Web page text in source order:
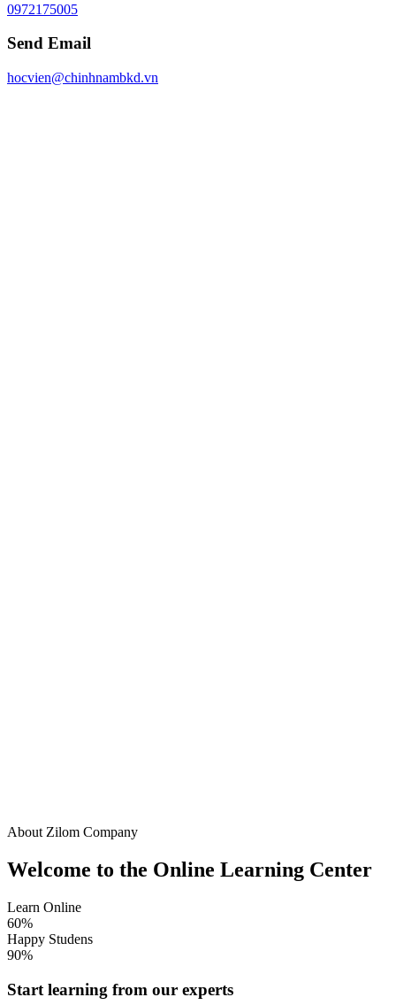
0972175005
Send Email
hocvien@chinhnambkd.vn
About Zilom Company
Welcome to the Online Learning Center
Learn Online
60%
Happy Studens
90%
Start learning from our experts